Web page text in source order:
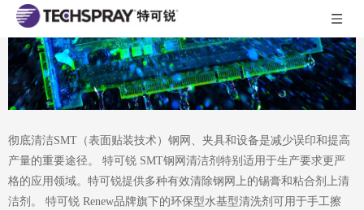
彻底清洁SMT（表面贴装技术）钢网、夹具和设备是减少误印和提高
产量的重要途径。 特可锐 SMT钢网清洁剂特别适用于生产要求更严
格的应用领域。特可锐提供多种有效清除钢网上的锡膏和粘合剂上清
洁剂。 特可锐 Renew品牌旗下的环保型水基型清洗剂可用于手工擦